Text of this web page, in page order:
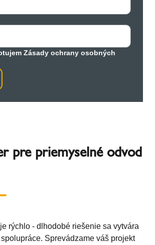
Zásady ochrany osobných
pre priemyselné odvod
rýchlo - dlhodobé riešenie sa vytvára
Sprevádzame váš projekt